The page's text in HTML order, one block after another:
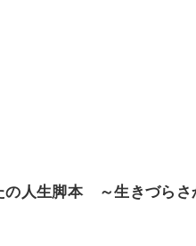
の人生脚本 ～生きづらさ